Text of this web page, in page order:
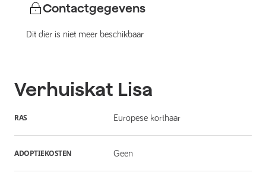
Contactgegevens
Dit dier is niet meer beschikbaar
Verhuiskat Lisa
RAS Europese korthaar
ADOPTIEKOSTEN Geen